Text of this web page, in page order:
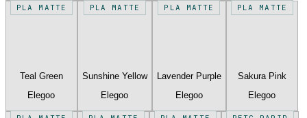
PLA MATTE
Teal Green
Elegoo
PLA MATTE
Sunshine Yellow
Elegoo
PLA MATTE
Lavender Purple
Elegoo
PLA MATTE
Sakura Pink
Elegoo